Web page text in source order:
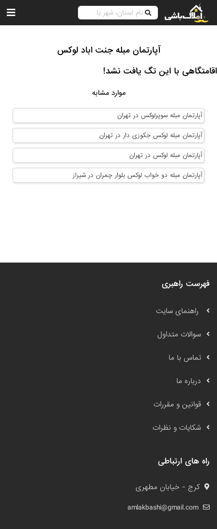
آپارتمان مبله جنت اباد لوکس
اقامتگاهی با این تگ یافت نشد!
موارد مشابه
آپارتمان مبله سوپرلوکس در تهران
آپارتمان مبله لوکس جکوزی دار در تهران
آپارتمان مبله لوکس در تهران
آپارتمان مبله دو خواب لوکس بلوار چمران در شیراز
فهرست راهبری
راهنمای سایت
سوالات متداول
تماس با ما
درباره ما
قوانین و مقررات
شکایات و نظرات
راه های ارتباطی
کرج - خیابان مطهری
amlakbashi@gmail.com